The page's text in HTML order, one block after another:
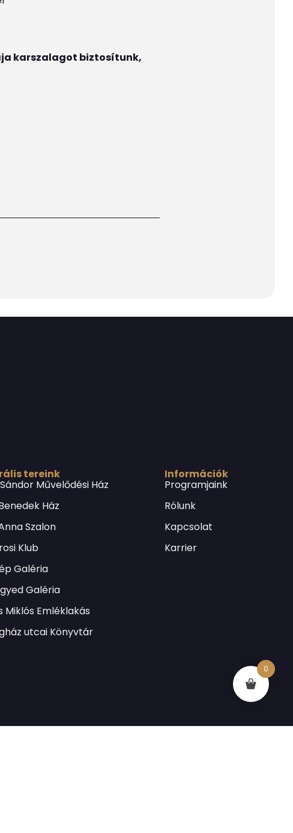
karszalagot biztosítunk,
tereink
Művelődési Ház
Ház
Szalon
Klub
Galéria
Galéria
Miklós Emléklakás
utcai Könyvtár
Információk
Programjaink
Rólunk
Kapcsolat
Karrier
0